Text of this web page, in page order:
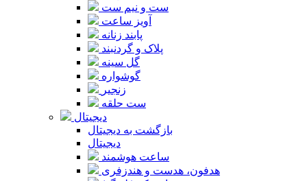
ست و نیم ست
آویز ساعت
پابند زنانه
پلاک و گردنبند
گل سینه
گوشواره
زنجیر
ست حلقه
دیجیتال
بازگشت به دیجیتال
دیجیتال
ساعت هوشمند
هدفون، هدست و هندزفری